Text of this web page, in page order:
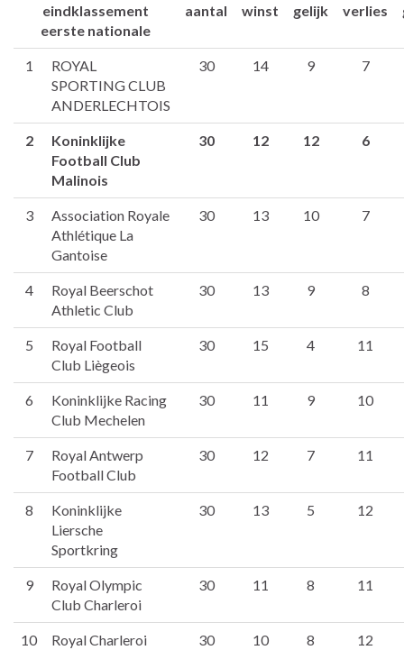
eindklassement
eerste nationale
aantal winst gelijk verlies
1
ROYAL
SPORTING CLUB
ANDERLECHTOIS
30 14 9 7
2
Koninklijke
Football Club
Malinois
30 12 12 6
3
Association Royale
Athlétique La
Gantoise
30 13 10 7
4
Royal Beerschot
Athletic Club
30 13 9 8
5
Royal Football
Club Liègeois
30 15 4 11
6
Koninklijke Racing
Club Mechelen
30 11 9 10
7
Royal Antwerp
Football Club
30 12 7 11
8
Koninklijke
Liersche
Sportkring
30 13 5 12
9
Royal Olympic
Club Charleroi
30 11 8 11
10
Royal Charleroi
30 10 8 12